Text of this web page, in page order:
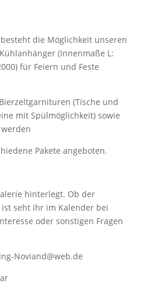
die Möglichkeit unseren
(Innenmaße L:
für Feiern und Feste
(Tische und
mit Spülmöglichkeit) sowie
Pakete angeboten.
hinterlegt. Ob der
seht ihr im Kalender bei
oder sonstigen Fragen
Noviand@web.de